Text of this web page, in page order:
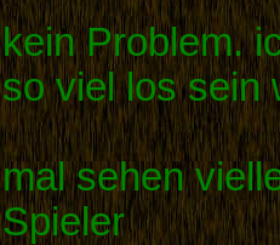
kein Problem.
so viel los sein
mal sehen
Spieler